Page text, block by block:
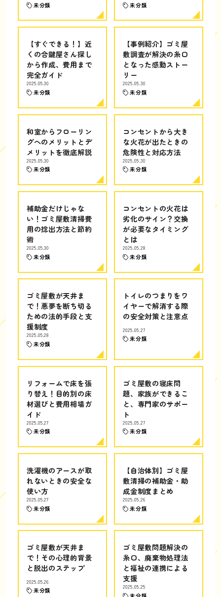
未分類 未分類
【すぐできる！】近
くの合鍵屋さん探し
から作成、費用まで
完全ガイド
2025.05.30
未分類
【事例紹介】ゴミ屋
敷調査が解決の糸口
となった感動ストー
リー
2025.05.30
未分類
和室からフローリン
グへのメリットとデ
メリットを徹底解説
2025.05.30
未分類
コンセントから大き
な火花が出たときの
危険性と対応方法
2025.05.30
未分類
補助金だけじゃな
い！ゴミ屋敷清掃費
用の捻出方法と節約
術
2025.05.30
未分類
コンセントの火花は
劣化のサイン？交換
が必要なタイミング
とは
2025.05.28
未分類
ゴミ屋敷が天井ま
で！悪夢を断ち切る
ための法的手段と支
援制度
2025.05.28
未分類
トイレのつまりをワ
イヤーで解消する際
の安全対策と注意点
2025.05.27
未分類
リフォームで床を張
り替え！目的別の床
材選びと費用相場ガ
イド
2025.05.27
未分類
ゴミ屋敷の寝床問
題、家族ができるこ
と、専門家のサポー
ト
2025.05.27
未分類
洗濯機のアースが取
れないときの安全な
使い方
2025.05.27
未分類
【自治体別】ゴミ屋
敷清掃の補助金・助
成金制度まとめ
2025.05.26
未分類
ゴミ屋敷が天井ま
で！その心理的背景
と脱出のステップ
2025.05.26
未分類
ゴミ屋敷問題解決の
糸口、廃棄物処理法
と福祉の連携による
支援
2025.05.25